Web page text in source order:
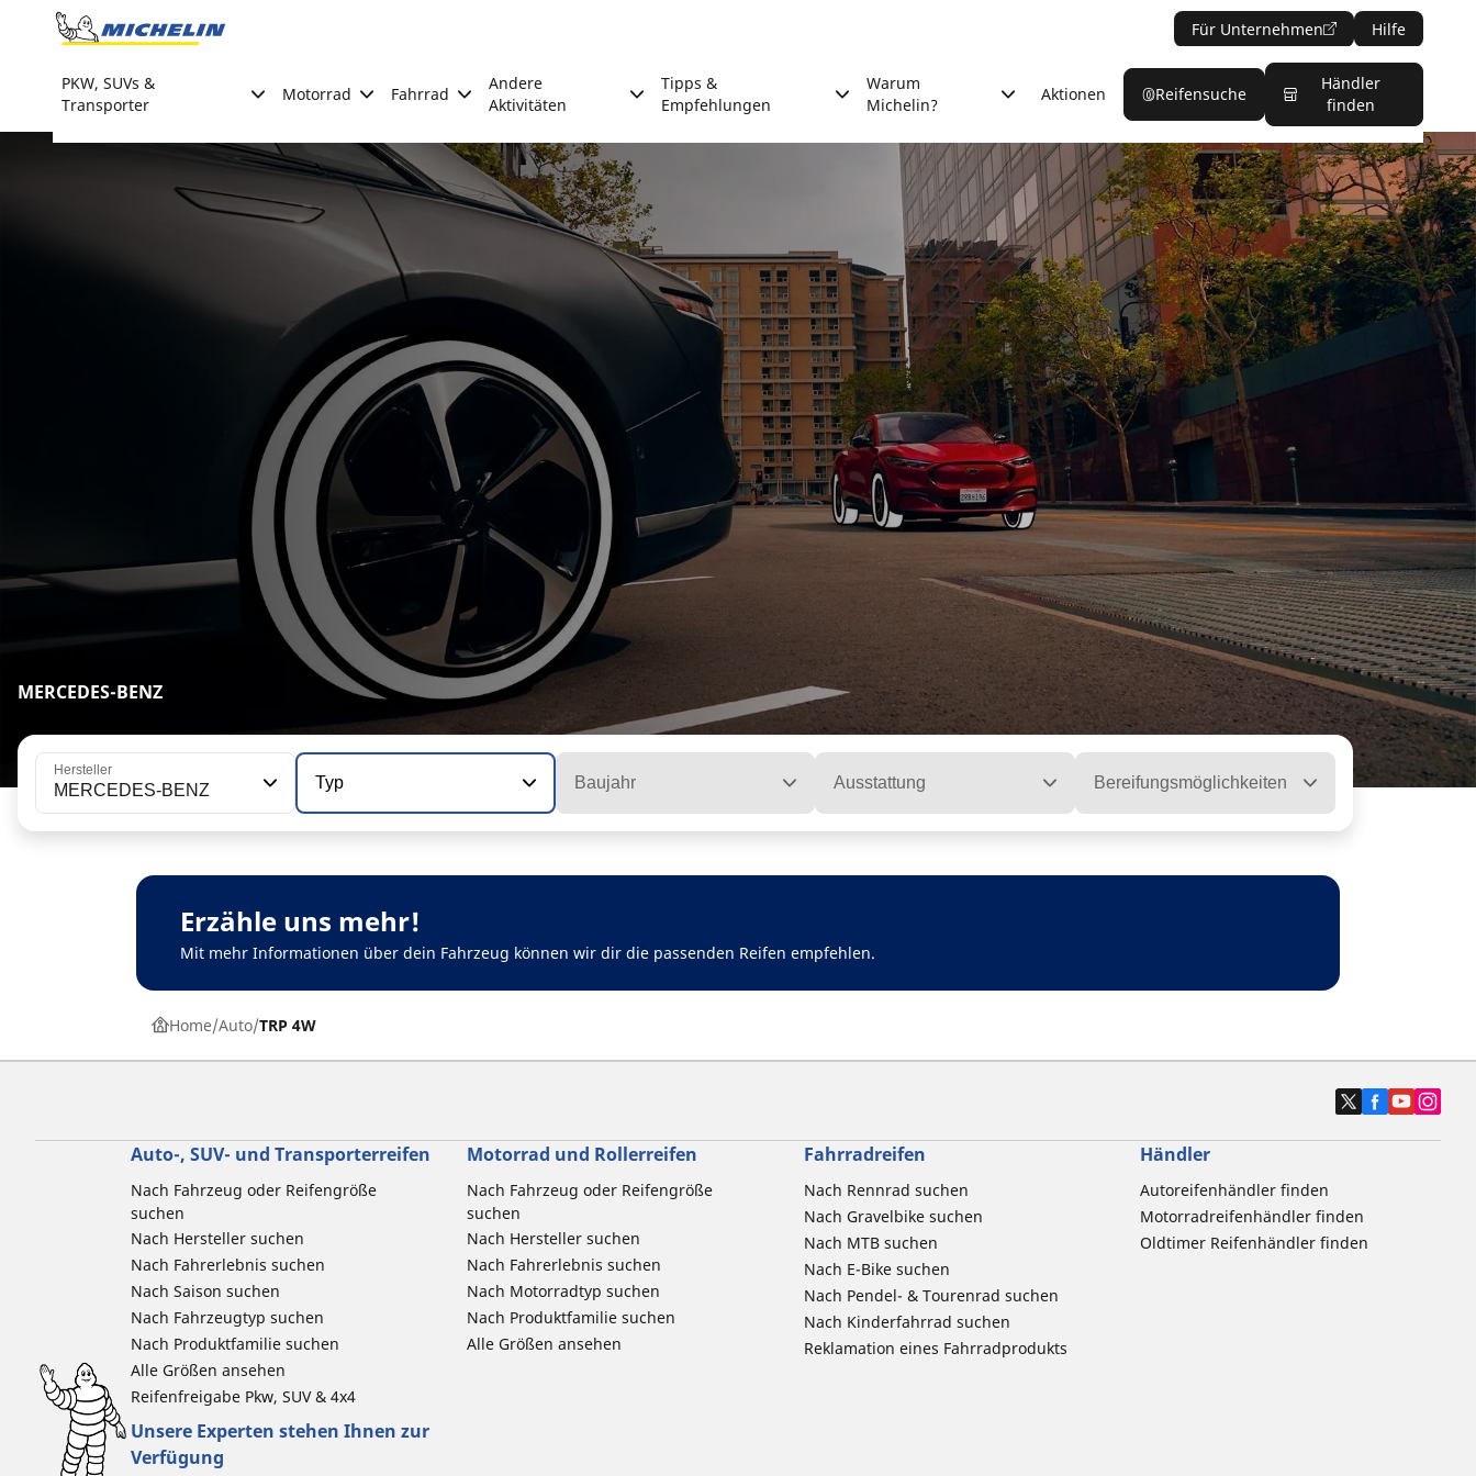
Go to page content
Für Unternehmen Hilfe
PKW, SUVs &
Transporter
Motorrad Fahrrad
Andere
Aktivitäten
Tipps &
Empfehlungen
Warum
Michelin?
Aktionen Reifensuche
Händler
finden
MERCEDES-BENZ
Hersteller
MERCEDES-BENZ Typ Baujahr Ausstattung Bereifungsmöglichkeiten
Erzähle uns mehr!
Mit mehr Informationen über dein Fahrzeug können wir dir die passenden Reifen empfehlen.
Home Auto TRP 4W
Auto-, SUV- und Transporterreifen
Nach Fahrzeug oder Reifengröße
suchen
Nach Hersteller suchen
Nach Fahrerlebnis suchen
Nach Saison suchen
Nach Fahrzeugtyp suchen
Nach Produktfamilie suchen
Alle Größen ansehen
Reifenfreigabe Pkw, SUV & 4x4
Motorrad und Rollerreifen
Nach Fahrzeug oder Reifengröße
suchen
Nach Hersteller suchen
Nach Fahrerlebnis suchen
Nach Motorradtyp suchen
Nach Produktfamilie suchen
Alle Größen ansehen
Fahrradreifen
Nach Rennrad suchen
Nach Gravelbike suchen
Nach MTB suchen
Nach E-Bike suchen
Nach Pendel- & Tourenrad suchen
Nach Kinderfahrrad suchen
Reklamation eines Fahrradprodukts
Händler
Autoreifenhändler finden
Motorradreifenhändler finden
Oldtimer Reifenhändler finden
Unsere Experten stehen Ihnen zur
Verfügung